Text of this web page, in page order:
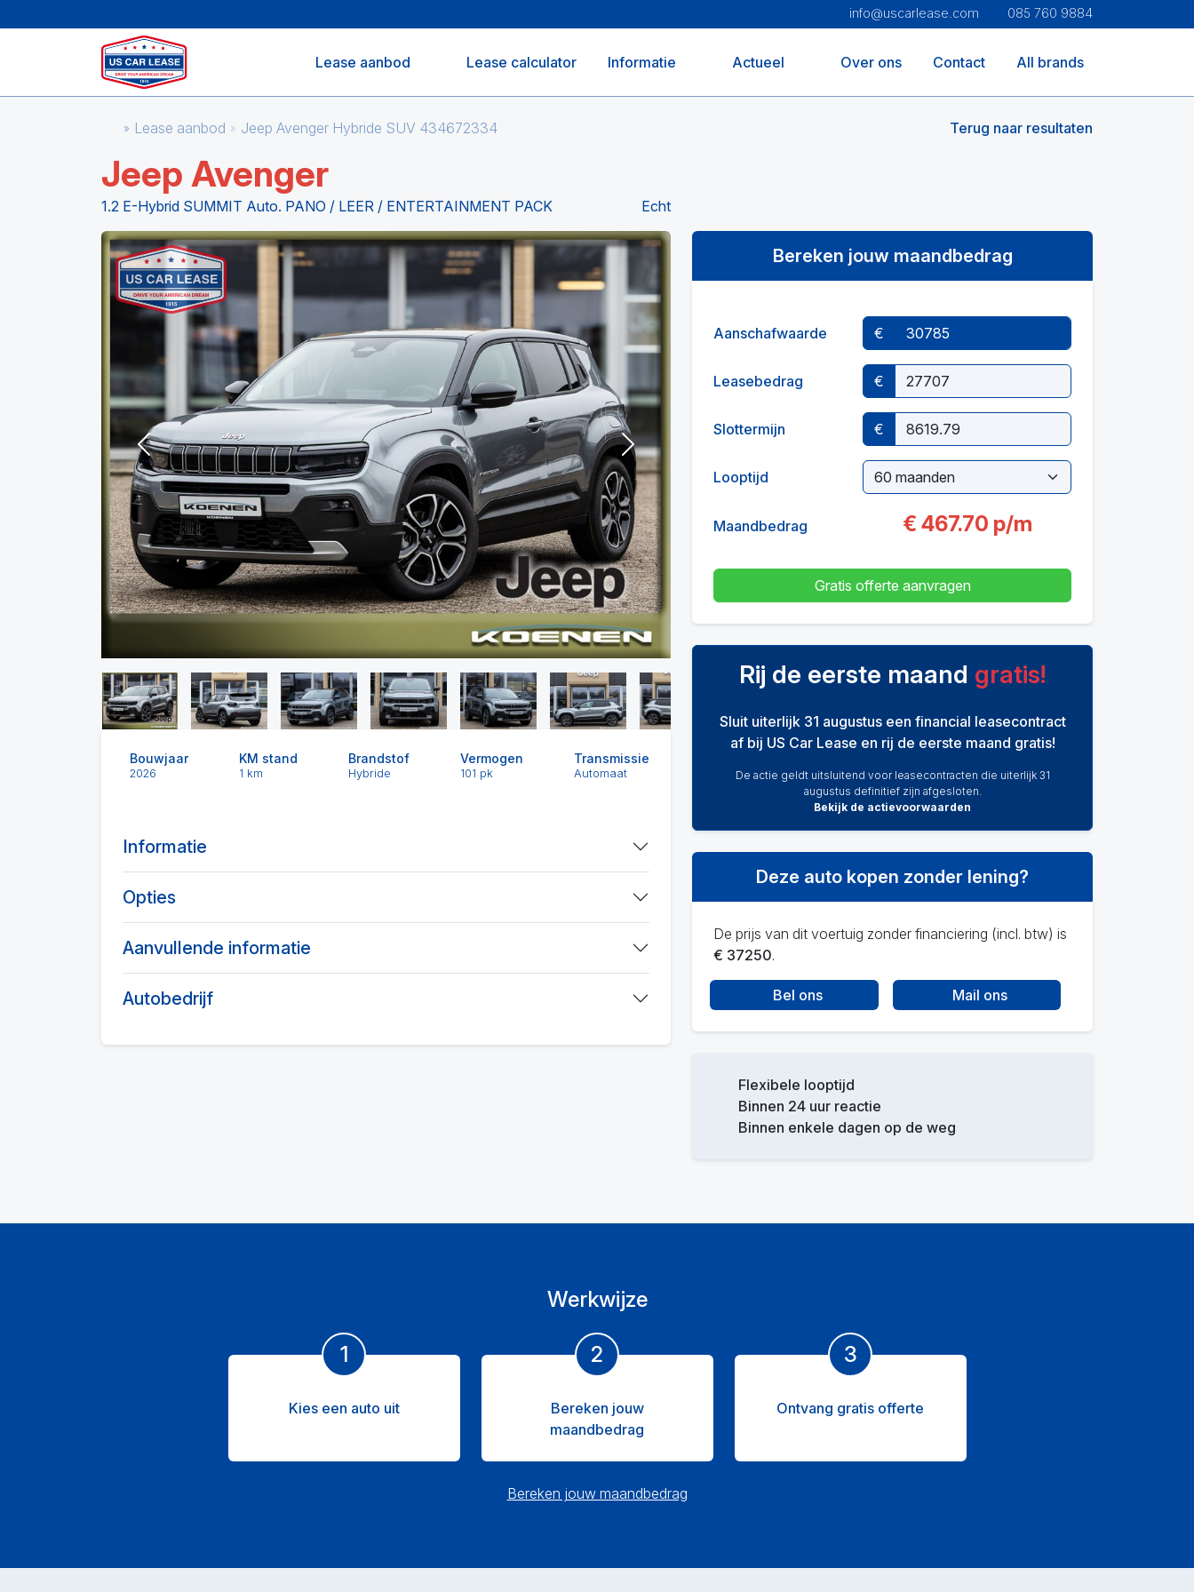
info@uscarlease.com 085 760 9884
Lease aanbod Lease calculator Informatie Actueel Over ons Contact All brands
Lease aanbod Jeep Avenger Hybride SUV 434672334 Terug naar resultaten
Jeep Avenger
1.2 E-Hybrid SUMMIT Auto. PANO / LEER / ENTERTAINMENT PACK Echt
Previous Next
Bouwjaar
2026
KM stand
1 km
Brandstof
Hybride
Vermogen
101 pk
Transmissie
Automaat
Informatie
Opties
Aanvullende informatie
Autobedrijf
Bereken jouw maandbedrag
Aanschafwaarde €
Leasebedrag €
Slottermijn €
Looptijd
Maandbedrag € 467.70 p/m
Gratis offerte aanvragen
Rij de eerste maand gratis!
Sluit uiterlijk 31 augustus een financial leasecontract
af bij US Car Lease en rij de eerste maand gratis!
De actie geldt uitsluitend voor leasecontracten die uiterlijk 31
augustus definitief zijn afgesloten.
Bekijk de actievoorwaarden
Deze auto kopen zonder lening?
De prijs van dit voertuig zonder financiering (incl. btw) is
€ 37250.
Bel ons Mail ons
Flexibele looptijd
Binnen 24 uur reactie
Binnen enkele dagen op de weg
Werkwijze
1
Kies een auto uit
2
Bereken jouw
maandbedrag
3
Ontvang gratis offerte
Bereken jouw maandbedrag